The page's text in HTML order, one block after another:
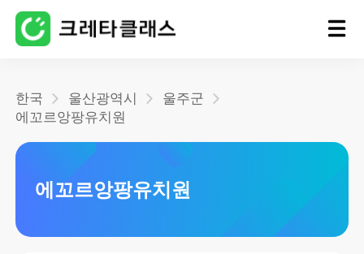
블로그
한국 울산광역시
울주군
에꼬르앙팡유치원
에꼬르앙팡유치원